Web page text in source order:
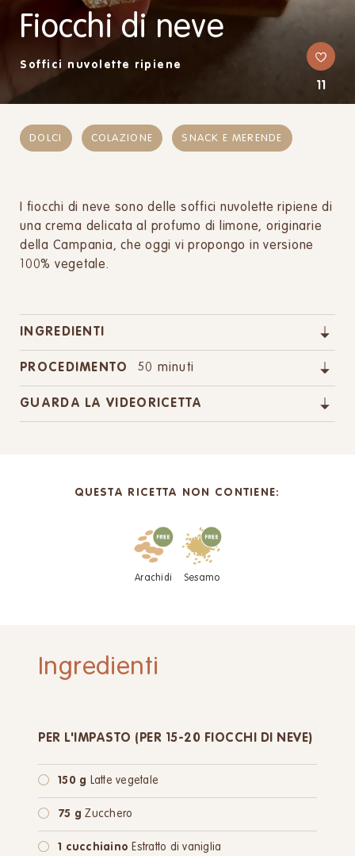
Fiocchi di neve
Soffici nuvolette ripiene
11
DOLCI COLAZIONE SNACK E MERENDE
I fiocchi di neve sono delle soffici nuvolette ripiene di
una crema delicata al profumo di limone, originarie
della Campania, che oggi vi propongo in versione
100% vegetale.
INGREDIENTI
PROCEDIMENTO 50 minuti
GUARDA LA VIDEORICETTA
QUESTA RICETTA NON CONTIENE:
Arachidi Sesamo
Ingredienti
PER L'IMPASTO (PER 15-20 FIOCCHI DI NEVE)
150 g Latte vegetale
75 g Zucchero
1 cucchiaino Estratto di vaniglia